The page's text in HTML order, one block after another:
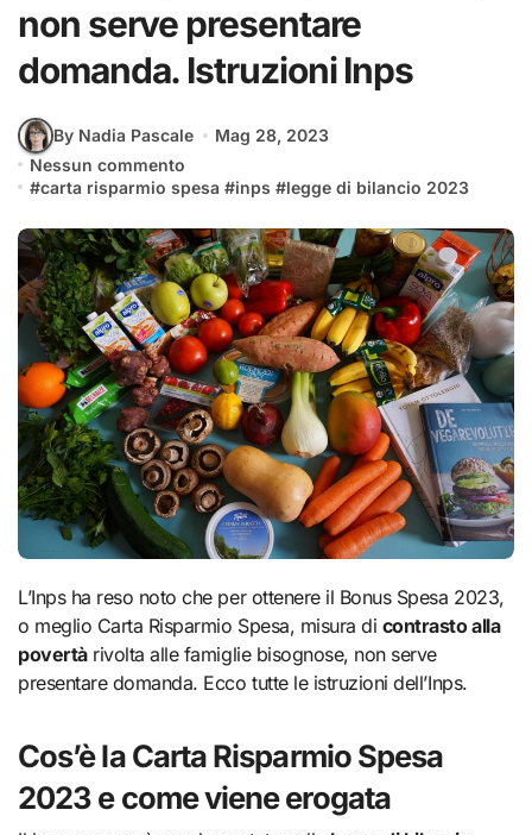
non serve presentare
domanda. Istruzioni Inps
By Nadia Pascale
Mag 28, 2023
Nessun commento
#carta risparmio spesa #inps #legge di bilancio 2023
L’Inps ha reso noto che per ottenere il Bonus Spesa 2023,
o meglio Carta Risparmio Spesa, misura di contrasto alla
povertàrivolta alle famiglie bisognose, non serve
presentare domanda. Ecco tutte le istruzioni dell’Inps.
Cos’è la Carta Risparmio Spesa
2023 e come viene erogata